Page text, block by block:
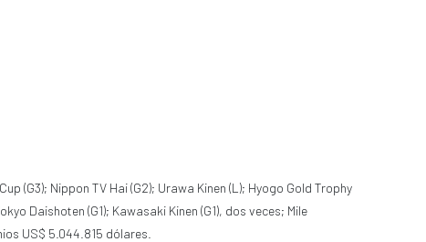
(G3); Nippon TV Hai (G2); Urawa Kinen (L); Hyogo Gold Trophy
Daishoten (G1); Kawasaki Kinen (G1), dos veces; Mile
US$ 5.044.815 dólares.